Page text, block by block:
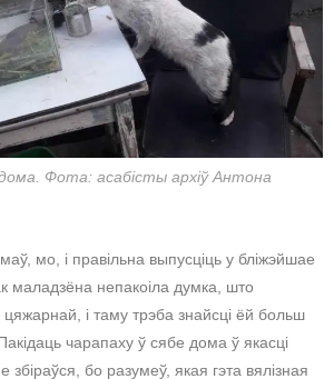
Фота: асабісты архіў Антона
мо, і правільна выпусціць у бліжэйшае
маладзёна непакоіла думка, што
і таму трэба знайсці ёй больш
чарапаху ў сябе дома ў якасці
збіраўся, бо разумеў, якая гэта вялізная